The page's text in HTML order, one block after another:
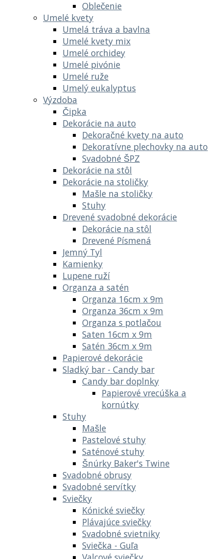
Oblečenie
Umelé kvety
Umelá tráva a bavlna
Umelé kvety mix
Umelé orchidey
Umelé pivónie
Umelé ruže
Umelý eukalyptus
Výzdoba
Čipka
Dekorácie na auto
Dekoračné kvety na auto
Dekoratívne plechovky na auto
Svadobné ŠPZ
Dekorácie na stôl
Dekorácie na stoličky
Mašle na stoličky
Stuhy
Drevené svadobné dekorácie
Dekorácie na stôl
Drevené Písmená
Jemný Tyl
Kamienky
Lupene ruží
Organza a satén
Organza 16cm x 9m
Organza 36cm x 9m
Organza s potlačou
Saten 16cm x 9m
Satén 36cm x 9m
Papierové dekorácie
Sladký bar - Candy bar
Candy bar doplnky
Papierové vrecúška a
kornútky
Stuhy
Mašle
Pastelové stuhy
Saténové stuhy
Šnúrky Baker's Twine
Svadobné obrusy
Svadobné servítky
Sviečky
Kónické sviečky
Plávajúce sviečky
Svadobné svietniky
Sviečka - Guľa